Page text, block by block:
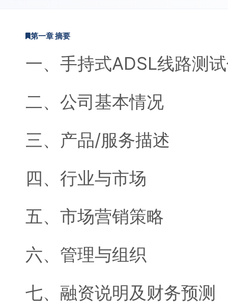
第一章 摘要
一、手持式ADSL线路测
二、公司基本情况
三、产品/服务描述
四、行业与市场
五、市场营销策略
六、管理与组织
七、融资说明及财务预测